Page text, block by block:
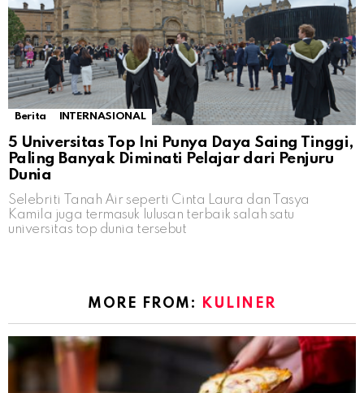
Berita INTERNASIONAL
5 Universitas Top Ini Punya Daya Saing Tinggi,
Paling Banyak Diminati Pelajar dari Penjuru
Dunia
Selebriti Tanah Air seperti Cinta Laura dan Tasya
Kamila juga termasuk lulusan terbaik salah satu
universitas top dunia tersebut
MORE FROM: KULINER